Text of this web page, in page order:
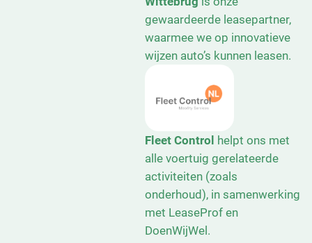
gewaardeerde leasepartner,
waarmee we op innovatieve
wijzen auto’s kunnen leasen.
Fleet Control helpt ons met
alle voertuig gerelateerde
activiteiten (zoals
onderhoud), in samenwerking
met LeaseProf en
DoenWijWel.